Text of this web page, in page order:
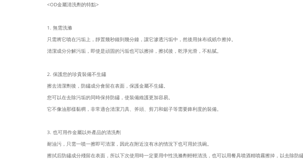
<OD金屬清洗劑的特點>
1. 無需洗滌
只需將它噴在污垢上，靜置幾秒鐘到幾分鐘，讓它滲透污垢中，然後用抹布或紙巾擦掉。
清潔成分分解污垢，即使是頑固的污垢也可以擦掉，擦拭後，乾淨光滑，不粘膩。
2. 保護您的珍貴裝備不生鏽
擦去清潔劑後，防鏽成分會留在表面，保護金屬不生鏽。
您可以在去除污垢的同時保持防鏽，使裝備維護更加容易。
它不像油那樣黏稠，非常適合清潔刀具、斧頭、剪刀和鋸子等需要鋒利度的裝備。
3. 也可用作金屬以外產品的清洗劑
耐油污，只需一噴一擦即可清潔，因此在附近沒有水的情況下也可用於洗碗。
擦拭后防鏽成分殘留在表面，所以下次使用時一定要用中性洗滌劑輕輕清洗，也可以用餐具噴酒精噴霧擦掉，以去除防鏽